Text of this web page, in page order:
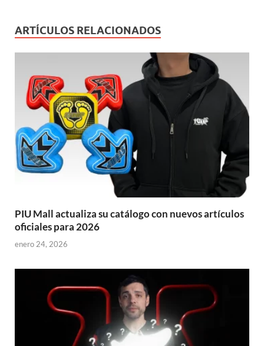
ARTÍCULOS RELACIONADOS
PIU Mall actualiza su catálogo con nuevos artículos
oficiales para 2026
enero 24, 2026